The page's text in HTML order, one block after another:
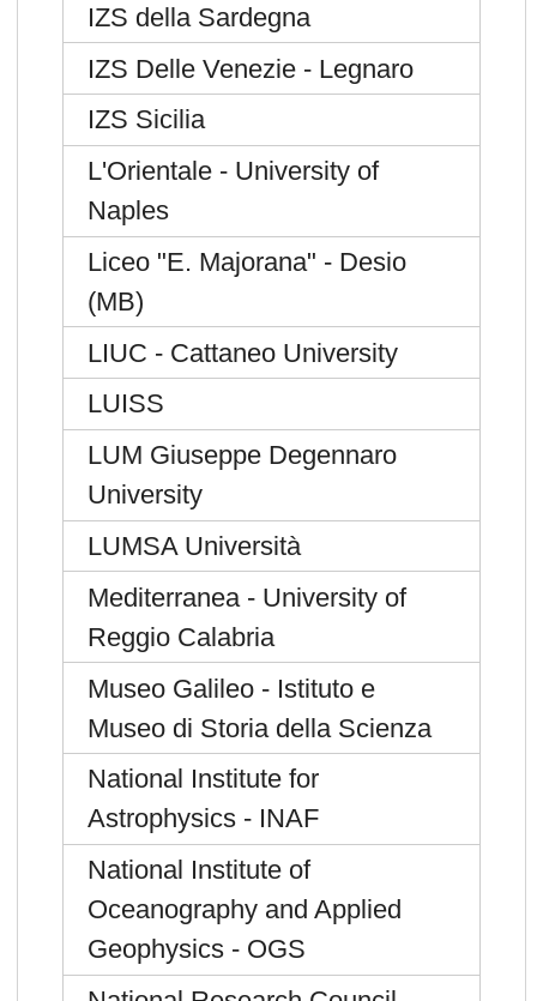
IZS della Sardegna
IZS Delle Venezie - Legnaro
IZS Sicilia
L'Orientale - University of
Naples
Liceo "E. Majorana" - Desio
(MB)
LIUC - Cattaneo University
LUISS
LUM Giuseppe Degennaro
University
LUMSA Università
Mediterranea - University of
Reggio Calabria
Museo Galileo - Istituto e
Museo di Storia della Scienza
National Institute for
Astrophysics - INAF
National Institute of
Oceanography and Applied
Geophysics - OGS